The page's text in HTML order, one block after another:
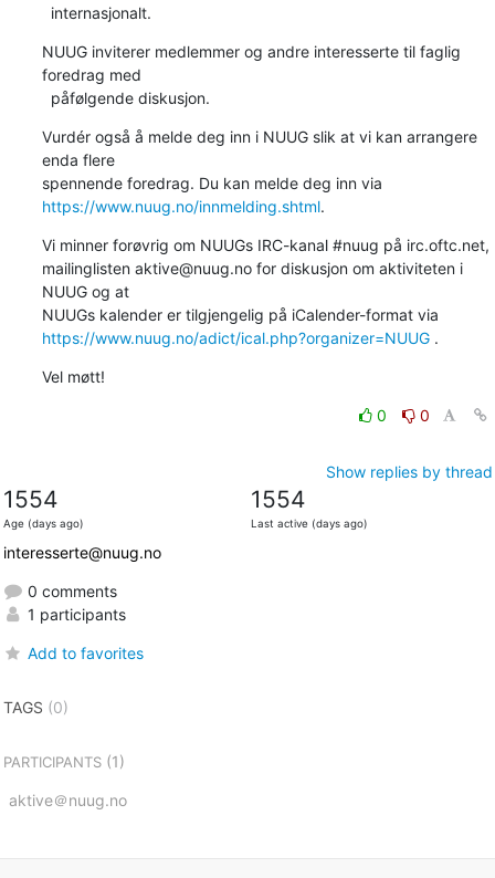
  internasjonalt.
NUUG inviterer medlemmer og andre interesserte til faglig
foredrag med
  påfølgende diskusjon.
Vurdér også å melde deg inn i NUUG slik at vi kan arrangere
enda flere
https://www.nuug.no/innmelding.shtml.
Vi minner forøvrig om NUUGs IRC-kanal #nuug på irc.oftc.net,
mailinglisten aktive@nuug.no for diskusjon om aktiviteten i
NUUG og at
https://www.nuug.no/adict/ical.php?organizer=NUUG .
Vel møtt!
0 0
Show replies by thread
1554
Age (days ago)
1554
Last active (days ago)
interesserte@nuug.no
0 comments
1 participants
Add to favorites
TAGS (0)
PARTICIPANTS(1)
aktive＠nuug.no